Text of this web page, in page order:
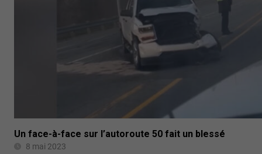
Un face-à-face sur l’autoroute 50 fait un blessé
8 mai 2023